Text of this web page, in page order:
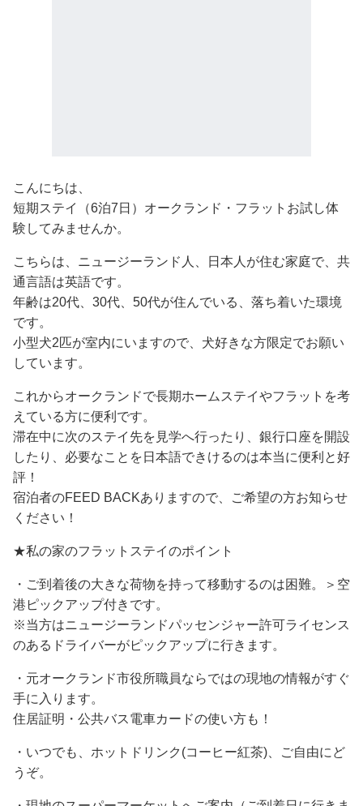
こんにちは、
短期ステイ（6泊7日）オークランド・フラットお試し体
験してみませんか。
こちらは、ニュージーランド人、日本人が住む家庭で、共
通言語は英語です。
年齢は20代、30代、50代が住んでいる、落ち着いた環境
です。
小型犬2匹が室内にいますので、犬好きな方限定でお願い
しています。
これからオークランドで長期ホームステイやフラットを考
えている方に便利です。
滞在中に次のステイ先を見学へ行ったり、銀行口座を開設
したり、必要なことを日本語できけるのは本当に便利と好
評！
宿泊者のFEED BACKありますので、ご希望の方お知らせ
ください！
★私の家のフラットステイのポイント
・ご到着後の大きな荷物を持って移動するのは困難。＞空
港ピックアップ付きです。
※当方はニュージーランドパッセンジャー許可ライセンス
のあるドライバーがピックアップに行きます。
・元オークランド市役所職員ならではの現地の情報がすぐ
手に入ります。
住居証明・公共バス電車カードの使い方も！
・いつでも、ホットドリンク(コーヒー紅茶)、ご自由にど
うぞ。